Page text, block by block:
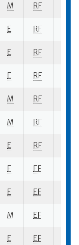
M RF
E RF
E RF
E RF
M RF
M RF
E RF
E EF
E EF
M EF
E EF